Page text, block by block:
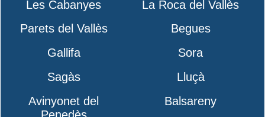
Les Cabanyes
La Roca del Vallès
Parets del Vallès
Begues
Gallifa
Sora
Sagàs
Lluçà
Avinyonet del
Balsareny